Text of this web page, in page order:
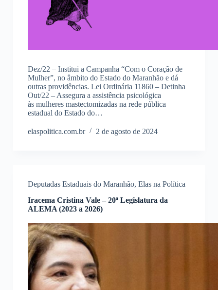
Dez/22 – Institui a Campanha “Com o Coração de
Mulher”, no âmbito do Estado do Maranhão e dá
outras providências. Lei Ordinária 11860 – Detinha
Out/22 – Assegura a assistência psicológica
às mulheres mastectomizadas na rede pública
estadual do Estado do…
elaspolitica.com.br 2 de agosto de 2024
Deputadas Estaduais do Maranhão, Elas na Política
Iracema Cristina Vale – 20ª Legislatura da
ALEMA (2023 a 2026)